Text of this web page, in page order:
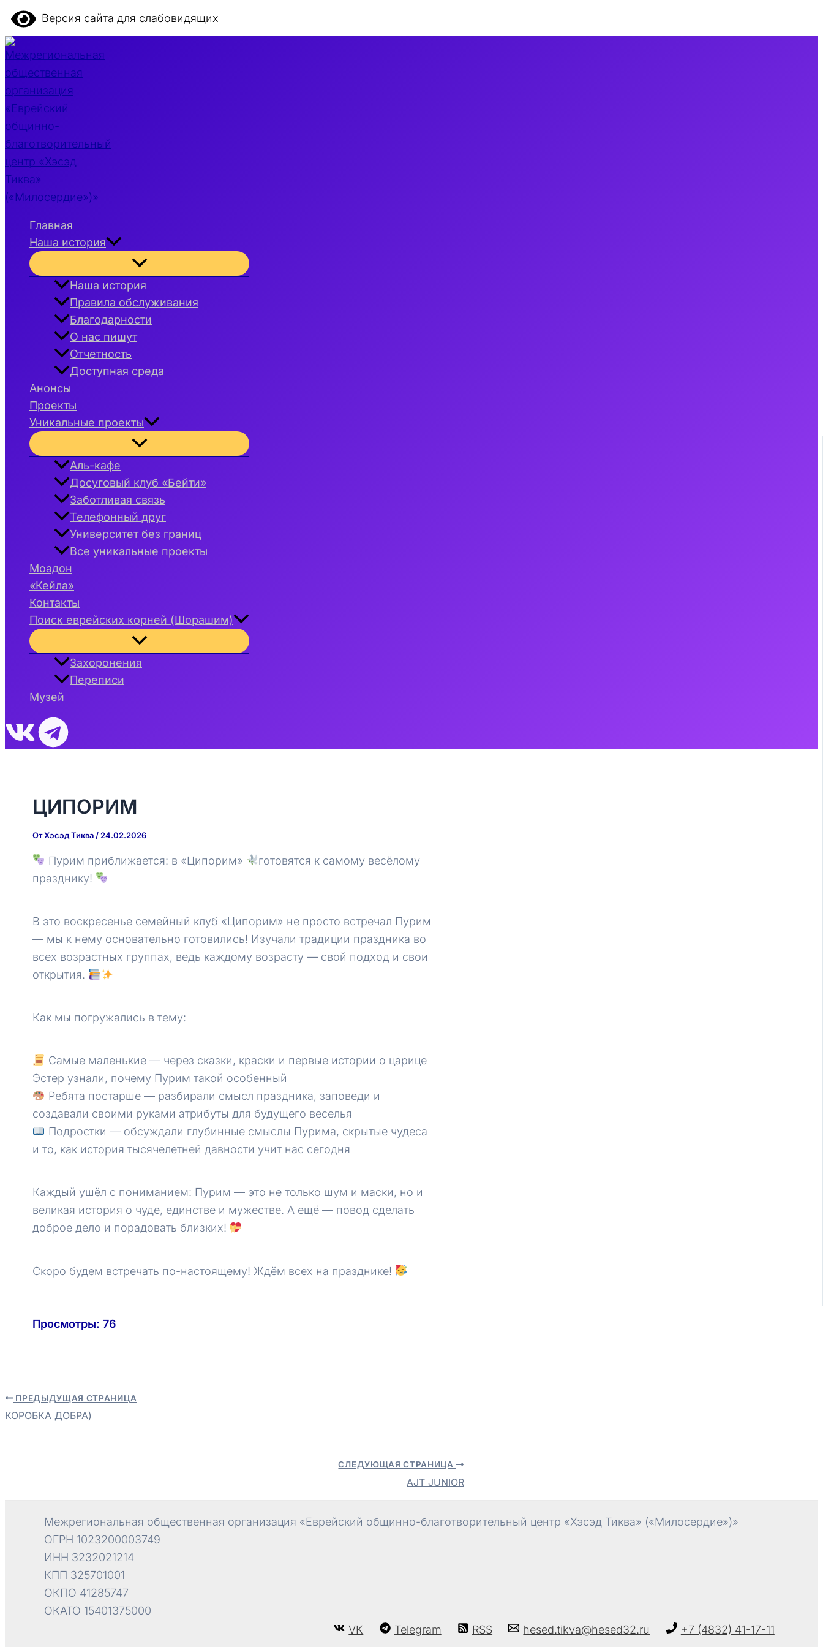
Перейти
содержимому
Версия сайта для слабовидящих
Главная
Наша история
Переключатель
меню
Наша история
Правила обслуживания
Благодарности
О нас пишут
Отчетность
Доступная среда
Анонсы
Проекты
Уникальные проекты
Переключатель
меню
Аль-кафе
Досуговый клуб «Бейти»
Заботливая связь
Телефонный друг
Университет без границ
Все уникальные проекты
Моадон
«Кейла»
Контакты
Поиск еврейских корней (Шорашим)
Переключатель
меню
Захоронения
Переписи
Музей
ЦИПОРИМ
ОтХэсэд Тиква / 24.02.2026
Пурим приближается: в «Ципорим»
готовятся к самому весёлому
празднику!
В это воскресенье семейный клуб «Ципорим» не просто встречал Пурим
— мы к нему основательно готовились! Изучали традиции праздника во
всех возрастных группах, ведь каждому возрасту — свой подход и свои
открытия.
Как мы погружались в тему:
Самые маленькие — через сказки, краски и первые истории о царице
Эстер узнали, почему Пурим такой особенный
Ребята постарше — разбирали смысл праздника, заповеди и
создавали своими руками атрибуты для будущего веселья
Подростки — обсуждали глубинные смыслы Пурима, скрытые чудеса
и то, как история тысячелетней давности учит нас сегодня
Каждый ушёл с пониманием: Пурим — это не только шум и маски, но и
великая история о чуде, единстве и мужестве. А ещё — повод сделать
доброе дело и порадовать близких!
Скоро будем встречать по-настоящему! Ждём всех на празднике!
Просмотры: 76
Навигация
по
ПРЕДЫДУЩАЯ СТРАНИЦА
КОРОБКА ДОБРА)
СЛЕДУЮЩАЯ СТРАНИЦА
AJT JUNIOR
Межрегиональная общественная организация «Еврейский общинно-благотворительный центр «Хэсэд Тиква» («Милосердие»)»
ОГРН 1023200003749
ИНН 3232021214
КПП 325701001
ОКПО 41285747
ОКАТО 15401375000
VK
Telegram RSS hesed.tikva@hesed32.ru +7 (4832) 41-17-11